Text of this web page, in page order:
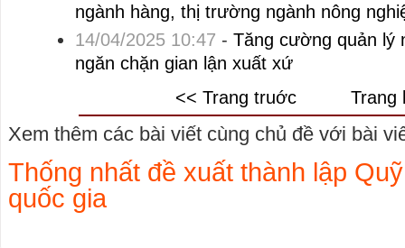
ngành hàng, thị trường ngành nông
14/04/2025 10:47 - Tăng cường quản lý
ngăn chặn gian lận xuất xứ
<< Trang truớc
Trang
Xem thêm các bài viết cùng chủ đề với bài
Thống nhất đề xuất thành lập
quốc gia